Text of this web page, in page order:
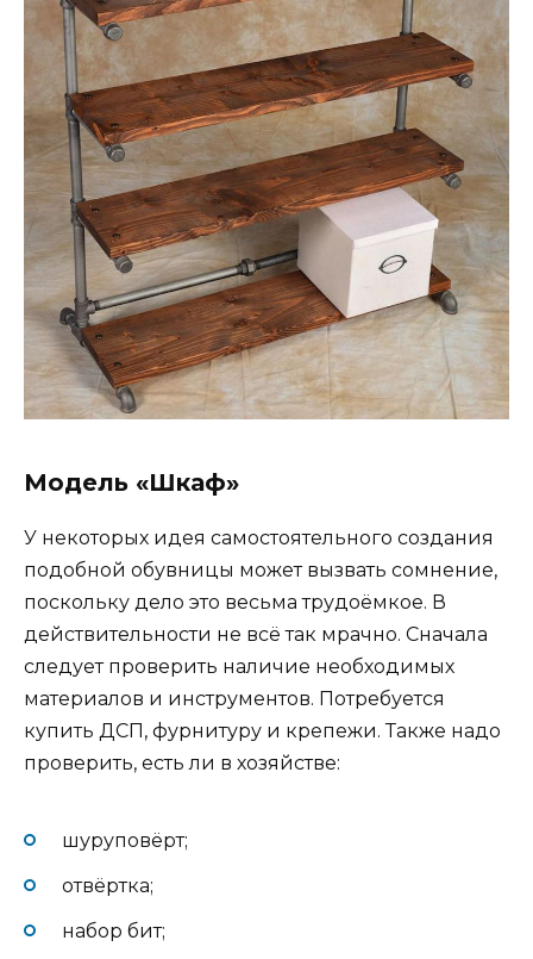
Модель «Шкаф»
У некоторых идея самостоятельного создания
подобной обувницы может вызвать сомнение,
поскольку дело это весьма трудоёмкое. В
действительности не всё так мрачно. Сначала
следует проверить наличие необходимых
материалов и инструментов. Потребуется
купить ДСП, фурнитуру и крепежи. Также надо
проверить, есть ли в хозяйстве:
шуруповёрт;
отвёртка;
набор бит;